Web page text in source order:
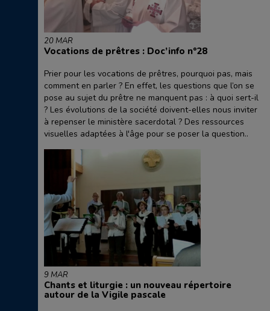
20 MAR
Vocations de prêtres : Doc’info n°28
Prier pour les vocations de prêtres, pourquoi pas, mais
comment en parler ? En effet, les questions que l’on se
pose au sujet du prêtre ne manquent pas : à quoi sert-il
? Les évolutions de la société doivent-elles nous inviter
à repenser le ministère sacerdotal ? Des ressources
visuelles adaptées à l'âge pour se poser la question..
9 MAR
Chants et liturgie : un nouveau répertoire
autour de la Vigile pascale